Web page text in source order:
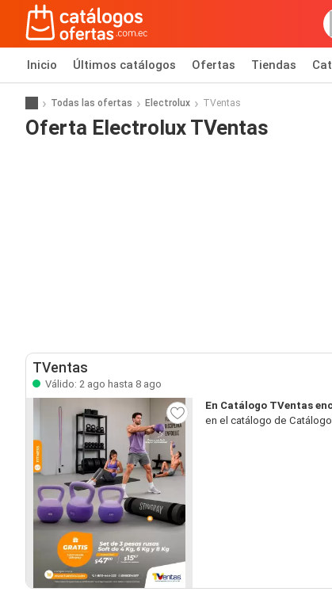
Inicio Últimos catálogos Ofertas Tiendas
Todas las ofertas Electrolux TVentas
Oferta Electrolux TVentas
TVentas
Válido: 2 ago hasta 8 ago
En Catálogo TVentas
en el catálogo de